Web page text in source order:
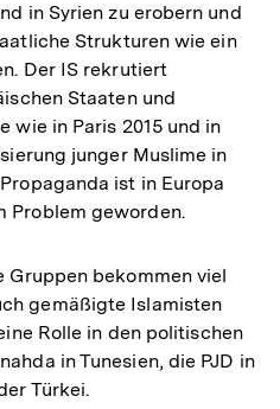
in Syrien zu erobern und
Strukturen wie ein
Der IS rekrutiert
Staaten und
wie in Paris 2015 und in
junger Muslime in
ist in Europa
Problem geworden.
bekommen viel
gemäßigte Islamisten
Rolle in den politischen
in Tunesien, die PJD in
Türkei.